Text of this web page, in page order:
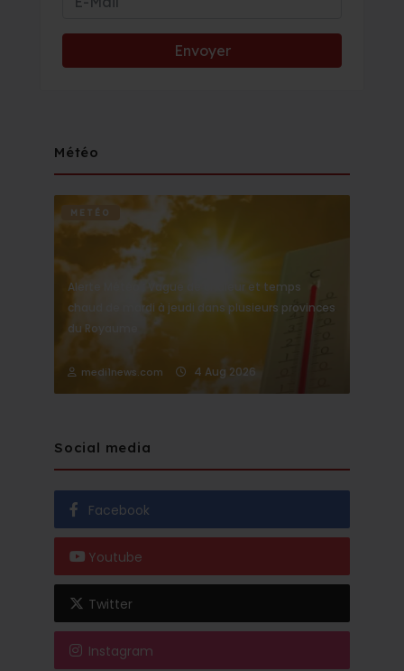
Météo
METÉO
Alerte Météo : Vague de chaleur et temps
chaud de mardi à jeudi dans plusieurs provinces
du Royaume
medi1news.com 4 Aug 2026
Social media
Facebook
Youtube
Twitter
Instagram